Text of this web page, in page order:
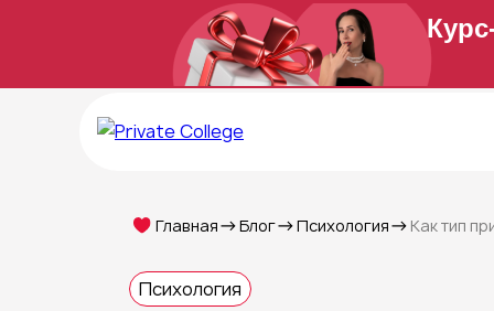
Главная Блог Психология Как тип
Психология